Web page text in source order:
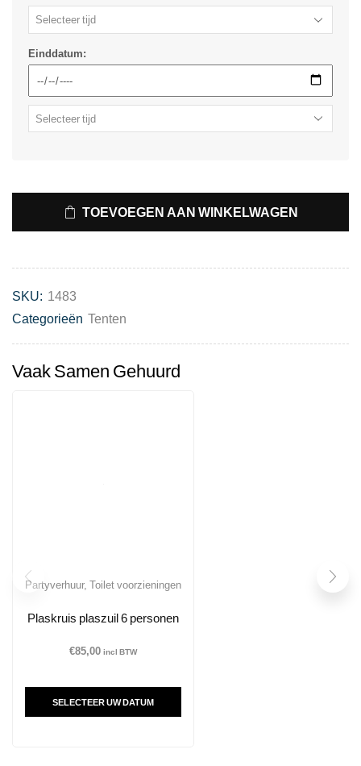
Einddatum:
TOEVOEGEN AAN WINKELWAGEN
SKU: 1483
Categorieën Tenten
Vaak Samen Gehuurd
Partyverhuur, Toilet voorzieningen
Plaskruis plaszuil 6 personen
€85,00 incl BTW
SELECTEER UW DATUM